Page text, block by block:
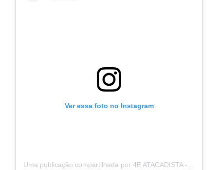
Ver essa foto no Instagram